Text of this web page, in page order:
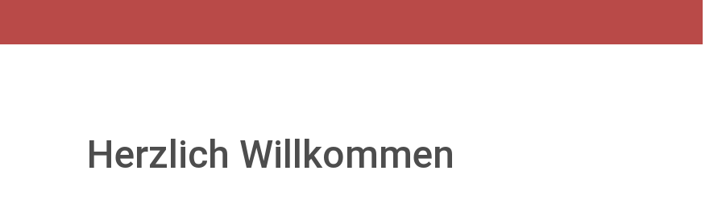
Herzlich Willkommen